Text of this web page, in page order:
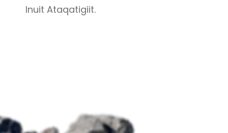
Inuit Ataqatigiit.